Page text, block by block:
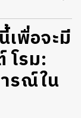
เพื่อจะมี
โรม:
รณ์ใน